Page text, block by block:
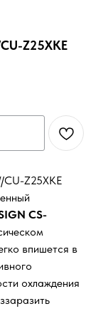
Z25XKE
Z25XKE
CS-
впишется в
охлаждения